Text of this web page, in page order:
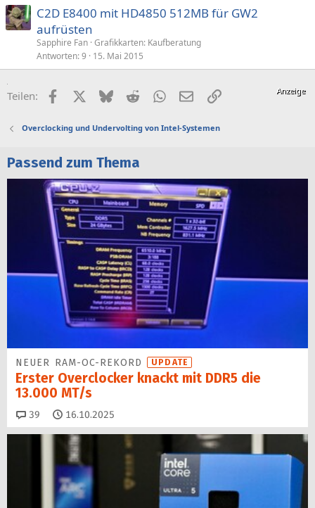
C2D E8400 mit HD4850 512MB für GW2
aufrüsten
Sapphire Fan Grafikkarten: Kaufberatung
Antworten 9 15. Mai 2015
Teilen: FacebookX (Twitter)
BlueskyRedditWhatsApp
E-MailLink
Overclocking und Undervolting von Intel-Systemen
Passend zum Thema
NEUER RAM-OC-REKORD UPDATE
Erster Overclocker knackt mit DDR5 die
13.000 MT/s
39 Kommentare
16.10.2025